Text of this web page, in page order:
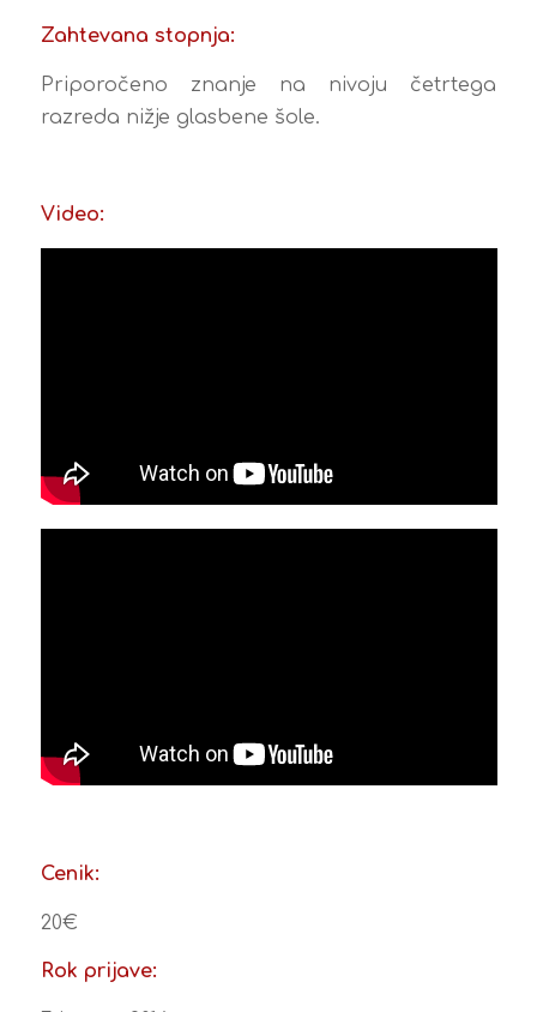
Zahtevana stopnja:
Priporočeno znanje na nivoju četrtega
razreda nižje glasbene šole.
Video:
Cenik:
20€
Rok prijave: